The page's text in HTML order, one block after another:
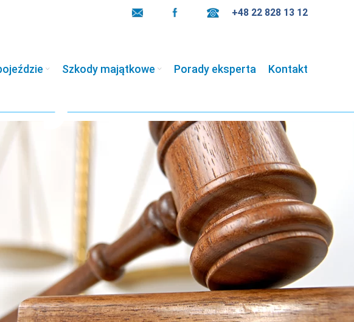
+48 22 828 13 12
Szkody majątkowe Porady eksperta Kontakt